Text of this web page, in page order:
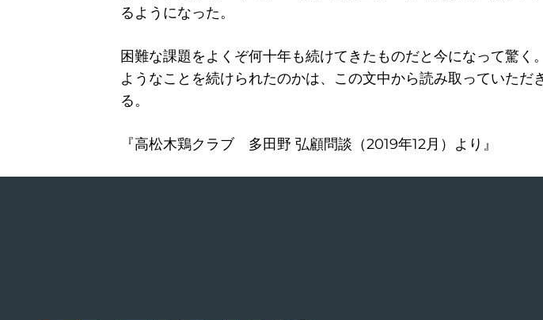
るようになった。
困難な課題をよくぞ何十年も続けてきたものだと今になって驚
ようなことを続けられたのかは、この文中から読み取っていた
る。
『高松木鶏クラブ 多田野 弘顧問談（2019年12月）より』